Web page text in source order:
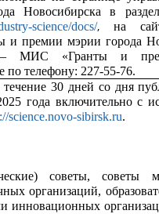
Новосибирска в
science/docs/,на
и премии мэрии города
– МИС «Гранты и
по телефону: 227-55-76.
30 дней со дня
года включительно с
science.novo-sibirsk.ru.
советы,
организаций,
инновационных